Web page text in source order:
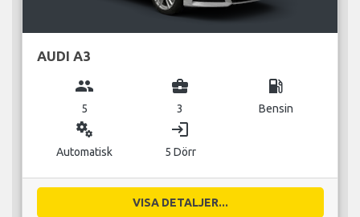
AUDI A3
group
5
business_center
3
local_gas_station
Bensin
miscellaneous_services
Automatisk
login
5 Dörr
VISA DETALJER...